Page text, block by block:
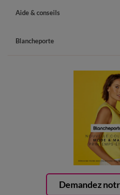
Demandez
Aide & conseils
Blancheporte